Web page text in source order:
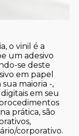
o vinil é a
um adesivo
se deste
em papel
maioria -,
em seu
prática, são
corporativo.